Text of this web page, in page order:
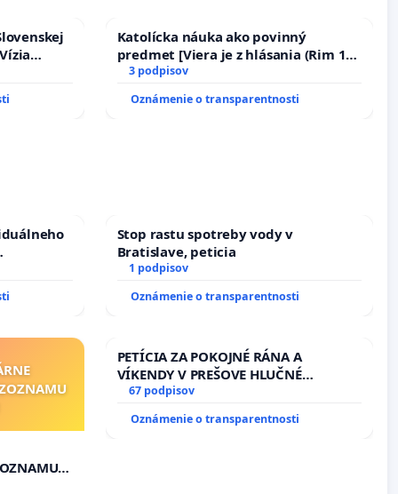
Katolícka náuka ako povinný
predmet [Viera je z hlásania (Rim 10,
17)]
3 podpisov
Oznámenie o transparentnosti
1. a 2.
Stop rastu spotreby vody v
Bratislave, peticia
1 podpisov
Oznámenie o transparentnosti
PETÍCIA ZA POKOJNÉ RÁNA A
VÍKENDY V PREŠOVE HLUČNÉ
STAVEBNÉ PRÁCE V SOBOTU LEN OD
TÝŽDEŇ CIEĽ 8.00 – 18.00 HOD. A
67 podpisov
Oznámenie o transparentnosti